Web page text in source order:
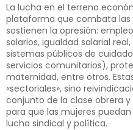
La lucha en el terreno
plataforma que combata
sostienen la opresión:
salarios, igualdad salarial
sistemas públicos de
servicios comunitarios),
maternidad, entre otros.
«sectoriales», sino
conjunto de la clase obrera
para que las mujeres
lucha sindical y política.